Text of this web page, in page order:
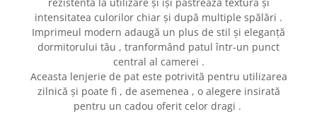
rezistentă la utilizare și își păstrează textura și
intensitatea culorilor chiar și după multiple spălări .
Imprimeul modern adaugă un plus de stil și eleganță
dormitorului tău , tranformând patul într-un punct
central al camerei .
Aceasta lenjerie de pat este potrivită pentru utilizarea
zilnică și poate fi , de asemenea , o alegere insirată
pentru un cadou oferit celor dragi .